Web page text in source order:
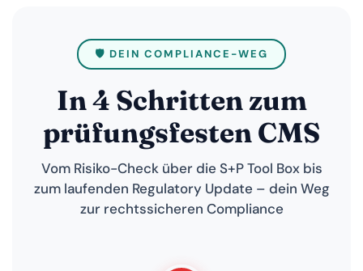
🛡️ DEIN COMPLIANCE-WEG
In 4 Schritten zum
prüfungsfesten CMS
Vom Risiko-Check über die S+P Tool Box bis
zum laufenden Regulatory Update – dein Weg
zur rechtssicheren Compliance